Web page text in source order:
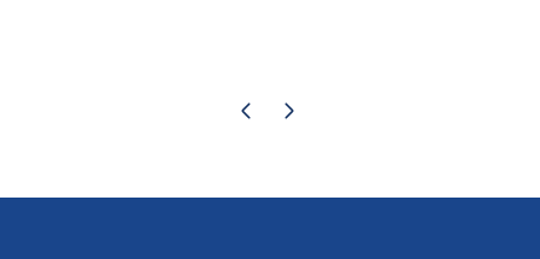
Pagina precedente
Pagina successiva